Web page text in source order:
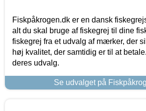
Fiskpåkrogen.dk er en dansk
alt du skal bruge af fiskegrej til dine
fiskegrej fra et udvalg af mærker, der
høj kvalitet, der samtidig er til at
deres udvalg.
Se udvalget på